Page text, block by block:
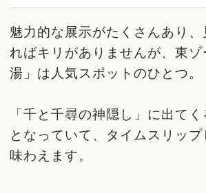
魅力的な展示がたくさんあり
ればキリがありませんが、東ゾ
湯」は人気スポットのひとつ。
「千と千尋の神隠し」に出て
となっていて、タイムスリッ
味わえます。